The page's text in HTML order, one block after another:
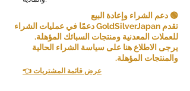
🟢 دعم الشراء وإعادة البيع
تقدم GoldSilverJapan دعمًا في عمليات الشراء
للعملات المعدنية ومنتجات السبائك المؤهلة.
يرجى الاطلاع هنا على سياسة الشراء الحالية
والمنتجات المؤهلة.
👈 عرض قائمة المشتريات